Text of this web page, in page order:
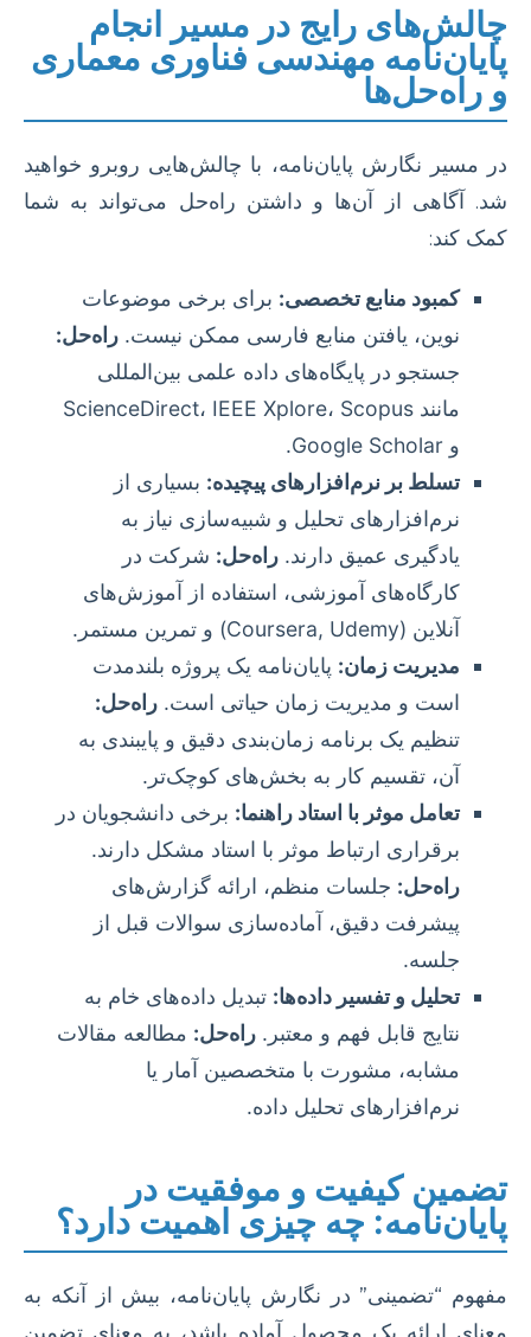
چالش‌های رایج در مسیر انجام
پایان‌نامه مهندسی فناوری معماری
و راه‌حل‌ها
در مسیر نگارش پایان‌نامه، با چالش‌هایی روبرو خواهید
شد. آگاهی از آن‌ها و داشتن راه‌حل می‌تواند به شما
کمک کند:
کمبود منابع تخصصی: برای برخی موضوعات
نوین، یافتن منابع فارسی ممکن نیست. راه‌حل:
جستجو در پایگاه‌های داده علمی بین‌المللی
مانند ScienceDirect، IEEE Xplore، Scopus
و Google Scholar.
تسلط بر نرم‌افزارهای پیچیده: بسیاری از
نرم‌افزارهای تحلیل و شبیه‌سازی نیاز به
یادگیری عمیق دارند. راه‌حل: شرکت در
کارگاه‌های آموزشی، استفاده از آموزش‌های
آنلاین (Coursera, Udemy) و تمرین مستمر.
مدیریت زمان: پایان‌نامه یک پروژه بلندمدت
است و مدیریت زمان حیاتی است. راه‌حل:
تنظیم یک برنامه زمان‌بندی دقیق و پایبندی به
آن، تقسیم کار به بخش‌های کوچک‌تر.
تعامل موثر با استاد راهنما: برخی دانشجویان در
برقراری ارتباط موثر با استاد مشکل دارند.
راه‌حل: جلسات منظم، ارائه گزارش‌های
پیشرفت دقیق، آماده‌سازی سوالات قبل از
جلسه.
تحلیل و تفسیر داده‌ها: تبدیل داده‌های خام به
نتایج قابل فهم و معتبر. راه‌حل: مطالعه مقالات
مشابه، مشورت با متخصصین آمار یا
نرم‌افزارهای تحلیل داده.
تضمین کیفیت و موفقیت در
پایان‌نامه: چه چیزی اهمیت دارد؟
مفهوم “تضمینی” در نگارش پایان‌نامه، بیش از آنکه به
معنای ارائه یک محصول آماده باشد، به معنای تضمین